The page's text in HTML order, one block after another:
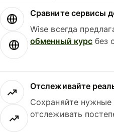
Сравните сервисы
Wise всегда
обменный курс без
Отслеживайте
Сохраняйте
отслеживать